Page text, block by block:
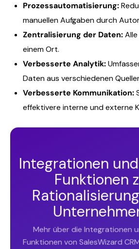
Prozessautomatisierung:
manuellen Aufgaben durch
Zentralisierung der Daten:
einem Ort.
Verbesserte Analytik:
Daten aus verschiedenen
Verbesserte Kommunikation:
effektivere interne und externe
Integrationen
Funktionen
Mehr über die Integrationen
Funktionen von SalesWizard